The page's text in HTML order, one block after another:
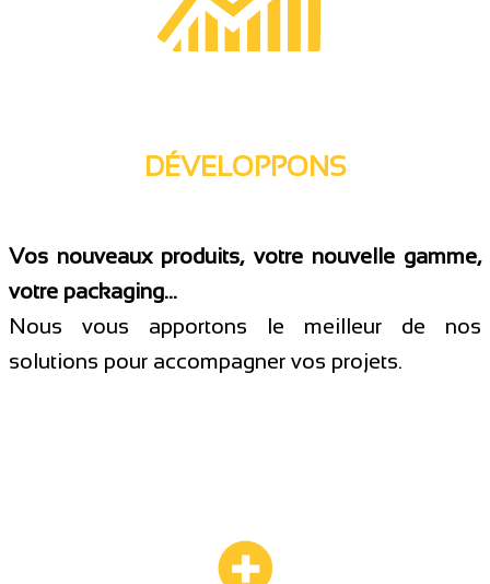
DÉVELOPPONS
Vos nouveaux produits, votre nouvelle gamme,
votre packaging…
Nous vous apportons le meilleur de nos
solutions pour accompagner vos projets.